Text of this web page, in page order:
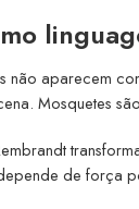
não aparecem
Mosquetes
de força